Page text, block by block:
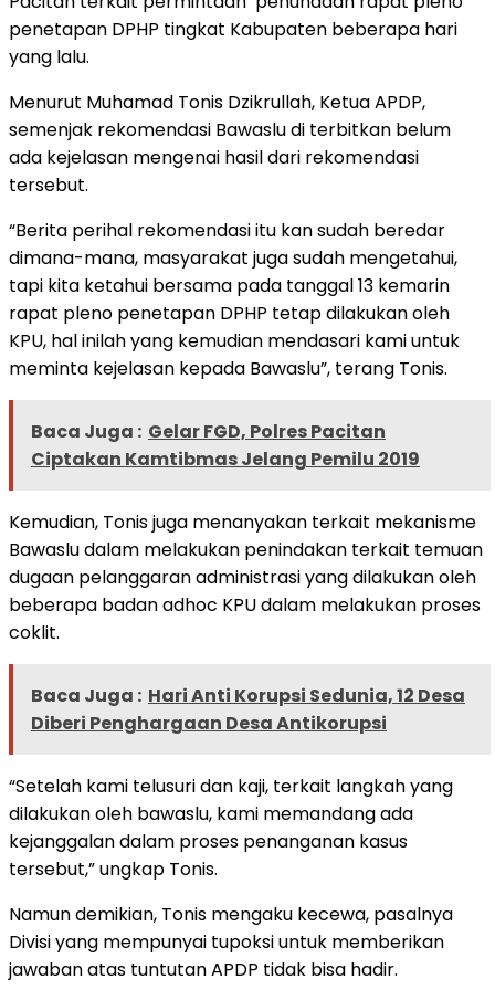
penetapan DPHP tingkat Kabupaten beberapa hari
yang lalu.
Menurut Muhamad Tonis Dzikrullah, Ketua APDP,
semenjak rekomendasi Bawaslu di terbitkan belum
ada kejelasan mengenai hasil dari rekomendasi
tersebut.
“Berita perihal rekomendasi itu kan sudah beredar
dimana-mana, masyarakat juga sudah mengetahui,
tapi kita ketahui bersama pada tanggal 13 kemarin
rapat pleno penetapan DPHP tetap dilakukan oleh
KPU, hal inilah yang kemudian mendasari kami untuk
meminta kejelasan kepada Bawaslu”, terang Tonis.
Baca Juga : Gelar FGD, Polres Pacitan
Ciptakan Kamtibmas Jelang Pemilu 2019
Kemudian, Tonis juga menanyakan terkait mekanisme
Bawaslu dalam melakukan penindakan terkait temuan
dugaan pelanggaran administrasi yang dilakukan oleh
beberapa badan adhoc KPU dalam melakukan proses
coklit.
Baca Juga : Hari Anti Korupsi Sedunia, 12 Desa
Diberi Penghargaan Desa Antikorupsi
“Setelah kami telusuri dan kaji, terkait langkah yang
dilakukan oleh bawaslu, kami memandang ada
kejanggalan dalam proses penanganan kasus
tersebut,” ungkap Tonis.
Namun demikian, Tonis mengaku kecewa, pasalnya
Divisi yang mempunyai tupoksi untuk memberikan
jawaban atas tuntutan APDP tidak bisa hadir.